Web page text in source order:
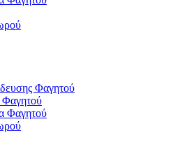
Φαγητού
Φαγητού
Φαγητού